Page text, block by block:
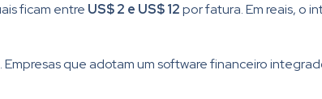
ficam entre US$ 2 e US$ 12por fatura. Em reais, o
. Empresas que adotam um software financeiro